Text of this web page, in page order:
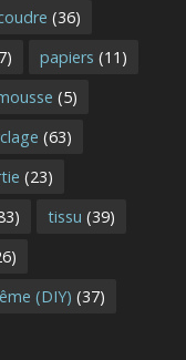
(36)
papiers (11)
(5)
(63)
(23)
tissu (39)
(DIY) (37)